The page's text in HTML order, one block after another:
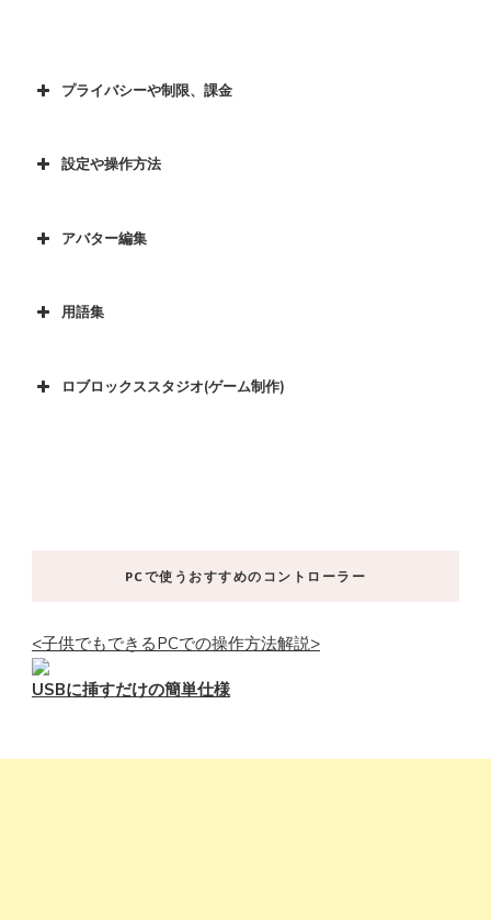
プライバシーや制限、課金
設定や操作方法
アバター編集
用語集
ロブロックススタジオ(ゲーム制作)
PCで使うおすすめのコントローラー
<子供でもできるPCでの操作方法解説>
USBに挿すだけの簡単仕様